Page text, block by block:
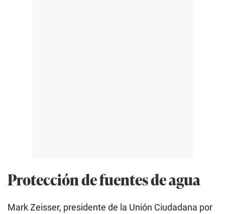
Protección de fuentes de agua
Mark Zeisser, presidente de la Unión Ciudadana por